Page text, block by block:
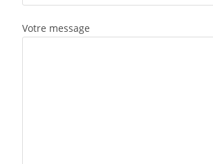
Votre message